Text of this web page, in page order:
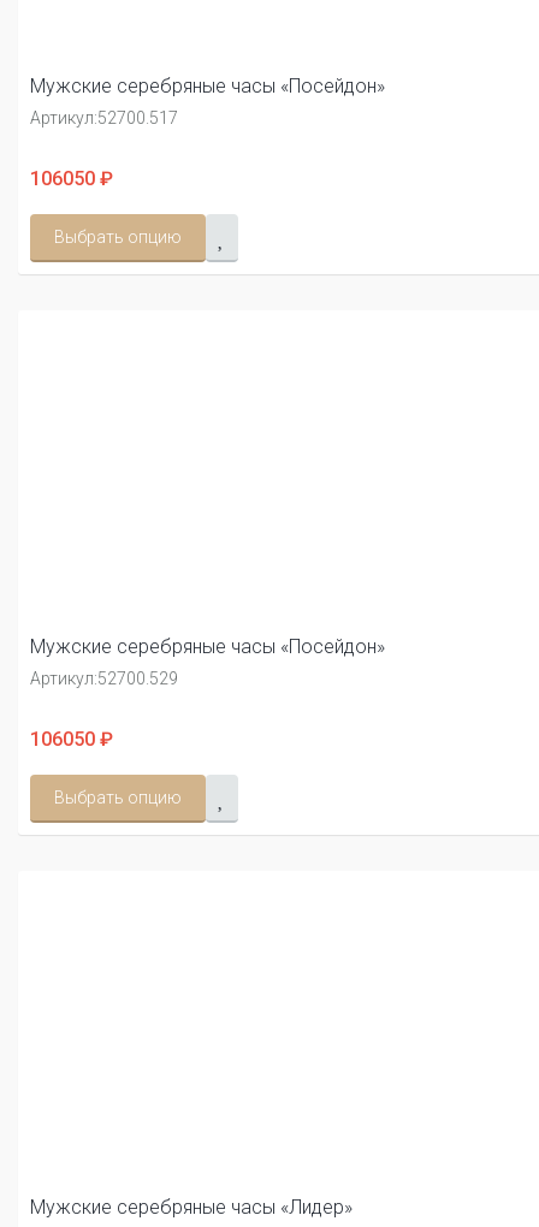
Мужские серебряные часы «Посейдон»
Артикул:52700.517
106050 ₽
Выбрать опцию
Мужские серебряные часы «Посейдон»
Артикул:52700.529
106050 ₽
Выбрать опцию
Мужские серебряные часы «Лидер»